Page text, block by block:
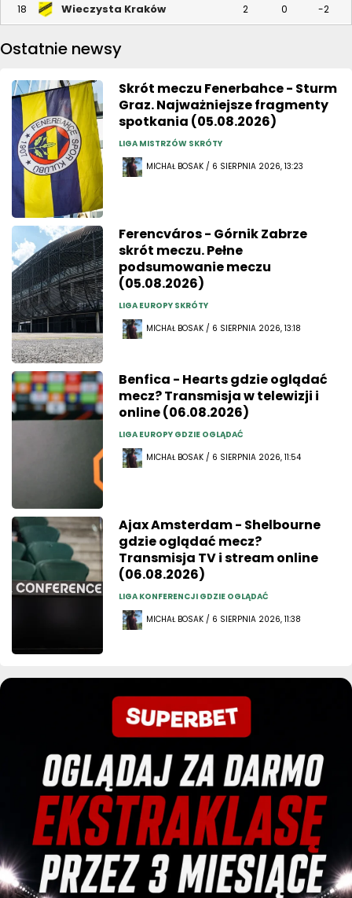
18 Wieczysta Kraków 2 0 -2
Ostatnie newsy
Skrót meczu Fenerbahce - Sturm
Graz. Najważniejsze fragmenty
spotkania (05.08.2026)
LIGA MISTRZÓW SKRÓTY
MICHAŁ BOSAK / 6 SIERPNIA 2026, 13:23
Ferencváros - Górnik Zabrze
skrót meczu. Pełne
podsumowanie meczu
(05.08.2026)
LIGA EUROPY SKRÓTY
MICHAŁ BOSAK / 6 SIERPNIA 2026, 13:18
Benfica - Hearts gdzie oglądać
mecz? Transmisja w telewizji i
online (06.08.2026)
LIGA EUROPY GDZIE OGLĄDAĆ
MICHAŁ BOSAK / 6 SIERPNIA 2026, 11:54
Ajax Amsterdam - Shelbourne
gdzie oglądać mecz?
Transmisja TV i stream online
(06.08.2026)
LIGA KONFERENCJI GDZIE OGLĄDAĆ
MICHAŁ BOSAK / 6 SIERPNIA 2026, 11:38